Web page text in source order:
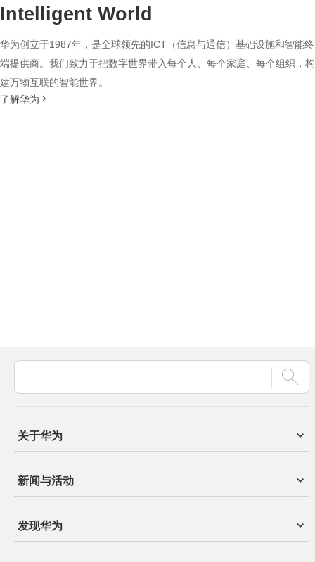
Intelligent World
华为创立于1987年，是全球领先的ICT（信息与通信）基础设施和智能终
端提供商。我们致力于把数字世界带入每个人、每个家庭、每个组织，构
建万物互联的智能世界。
了解华为
关于华为
新闻与活动
发现华为